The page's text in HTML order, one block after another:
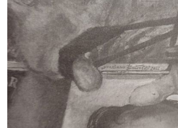
L'EDITORIALE
SEZIONI
CERCA